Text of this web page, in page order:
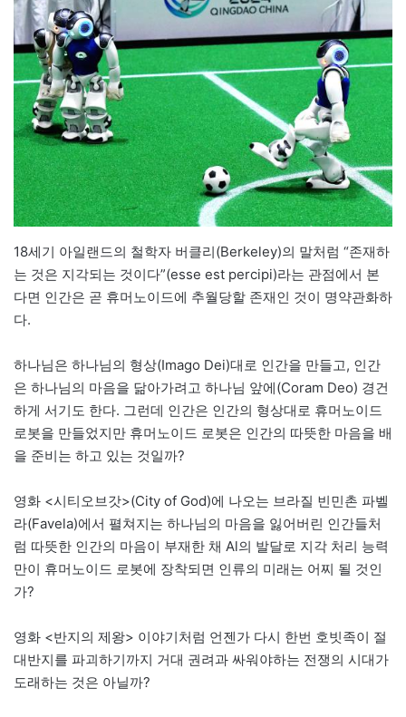
18세기 아일랜드의 철학자 버클리(Berkeley)의 말처럼 “존재하
는 것은 지각되는 것이다”(esse est percipi)라는 관점에서 본
다면 인간은 곧 휴머노이드에 추월당할 존재인 것이 명약관화하
다.
하나님은 하나님의 형상(Imago Dei)대로 인간을 만들고, 인간
은 하나님의 마음을 닮아가려고 하나님 앞에(Coram Deo) 경건
하게 서기도 한다. 그런데 인간은 인간의 형상대로 휴머노이드
로봇을 만들었지만 휴머노이드 로봇은 인간의 따뜻한 마음을 배
을 준비는 하고 있는 것일까?
영화 <시티오브갓>(City of God)에 나오는 브라질 빈민촌 파벨
라(Favela)에서 펼쳐지는 하나님의 마음을 잃어버린 인간들처
럼 따뜻한 인간의 마음이 부재한 채 Al의 발달로 지각 처리 능력
만이 휴머노이드 로봇에 장착되면 인류의 미래는 어찌 될 것인
가?
영화 <반지의 제왕> 이야기처럼 언젠가 다시 한번 호빗족이 절
대반지를 파괴하기까지 거대 권려과 싸워야하는 전쟁의 시대가
도래하는 것은 아닐까?